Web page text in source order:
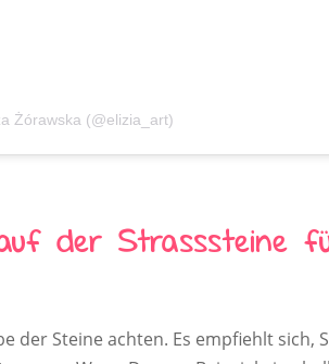
Żórawska (@elizia_art)
der Strasssteine
der Steine achten. Es empfiehlt sich,